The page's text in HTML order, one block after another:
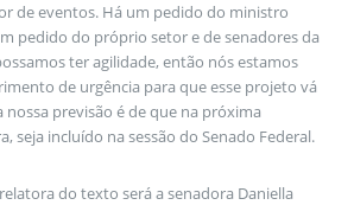
de eventos. Há um pedido do ministro
pedido do próprio setor e de senadores da
ter agilidade, então nós estamos
de urgência para que esse projeto vá
nossa previsão é de que na próxima
seja incluído na sessão do Senado Federal.
do texto será a senadora Daniella